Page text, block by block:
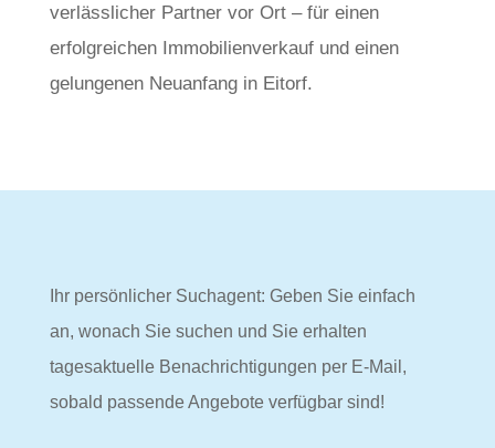
verlässlicher Partner vor Ort – für einen
erfolgreichen Immobilienverkauf und einen
gelungenen Neuanfang in Eitorf.
Ihr persönlicher Suchagent: Geben Sie einfach
an, wonach Sie suchen und Sie erhalten
tagesaktuelle Benachrichtigungen per E-Mail,
sobald passende Angebote verfügbar sind!